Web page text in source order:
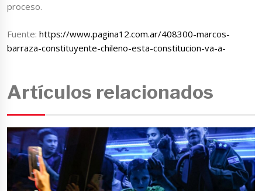
proceso.
Fuente:https://www.pagina12.com.ar/408300-marcos-
barraza-constituyente-chileno-esta-constitucion-va-a-
Artículos relacionados